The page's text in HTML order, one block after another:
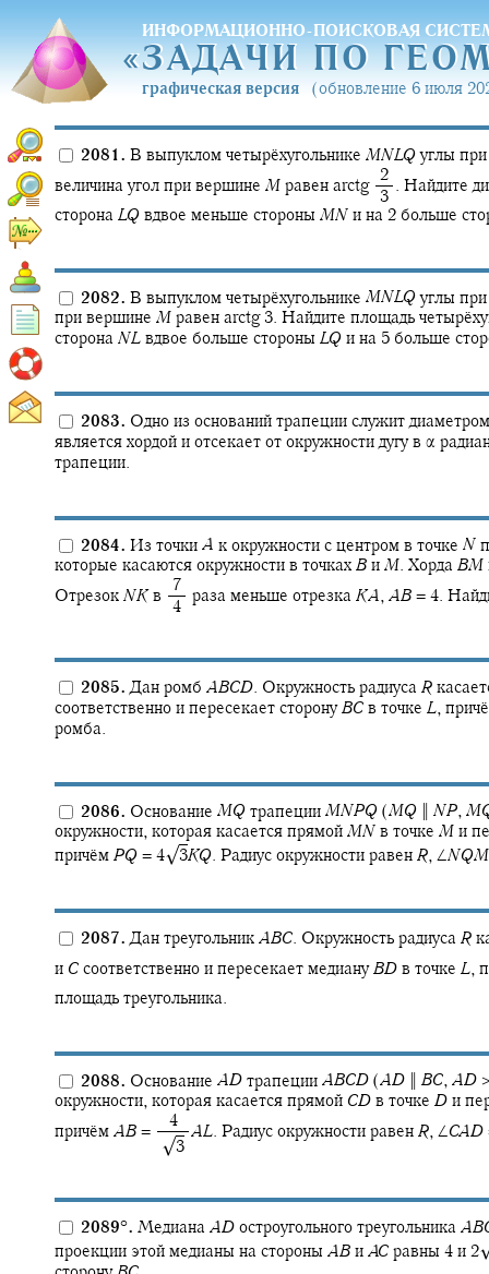
ИНФОРМАЦИОННО-ПОИСКОВАЯ
«ЗАДАЧИ ПО
«ЗАДАЧИ ПО
графическая версия (обновление 6 июля
2081. В выпуклом четырёхугольнике MNLQуглы
величина угол при вершине M равен arctg ‍
‍ 2
‍ 3
. Найдите
сторона LQ вдвое меньше стороны MN и на 2 больше
2082. В выпуклом четырёхугольнике MNLQуглы
при вершине M равен arctg 3. Найдите площадь
сторона NL вдвое больше стороны LQ и на 5 больше
2083. Одно из оснований трапеции служит
является хордой и отсекает от окружности дугу в α
трапеции.
2084. Из точки A к окружности с центром в точке N
которые касаются окружности в точках B и M. Хорда BM
Отрезок NK в
‍ 7
‍ 4
раза меньше отрезка KA, AB = 4.
2085. Дан ромб ABCD. Окружность радиуса R
соответственно и пересекает сторонуBC в точке L,
ромба.
2086. Основание MQ трапеции MNPQ (MQ NP, M
окружности, которая касается прямой MN в точке M и
причём PQ = 4‍√3KQ. Радиус окружности равен R, ∠NQM
2087. Дан треугольник ABC. Окружность радиуса R
и C соответственно и пересекает медиануBD в точке L,
площадь треугольника.
2088. Основание AD трапеции ABCD (AD BC, AD
окружности, которая касается прямой CD в точке D и
причём AB = ‍
‍ 4
√3
AL. Радиус окружности равен R, ∠CAD
2089°. Медиана AD остроугольного треугольника AB
проекции этой медианы на стороны AB и AC равны 4 и 2‍